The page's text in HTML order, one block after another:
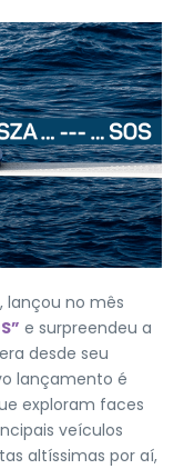
lançou no mês
e surpreendeu a
desde seu
lançamento é
exploram faces
veículos
altíssimas por aí,